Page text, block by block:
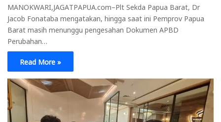
MANOKWARI,JAGATPAPUA.com–Plt Sekda Papua Barat, Dr
Jacob Fonataba mengatakan, hingga saat ini Pemprov Papua
Barat masih menunggu pengesahan Dokumen APBD
Perubahan…
Read More »